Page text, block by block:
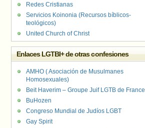
Redes Cristianas
Servicios Koinonia (Recursos bíblicos-
teológicos)
United Church of Christ
Enlaces LGTBI+ de otras confesiones
AMHO ( Asociación de Musulmanes
Homosexuales)
Beit Haverim – Groupe Juif LGTB de France
BuHozen
Congreso Mundial de Judíos LGBT
Gay Spirit